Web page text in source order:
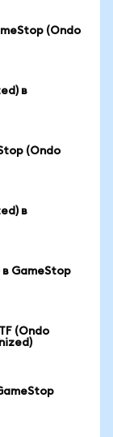
(Ondo
в
(Ondo
в
GameStop
(Ondo